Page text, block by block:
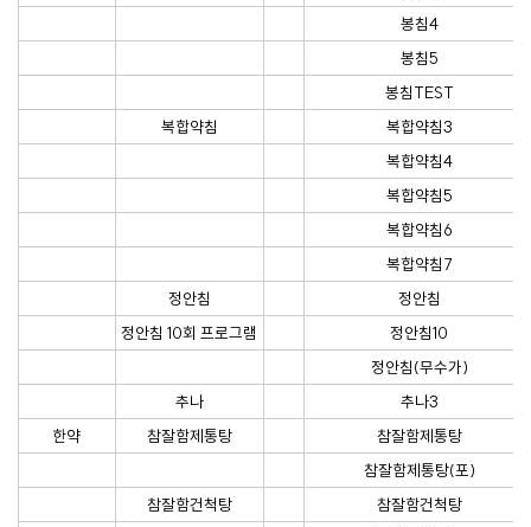
봉침4
봉침5
봉침TEST
복합약침
복합약침3
복합약침4
복합약침5
복합약침6
복합약침7
정안침
정안침
정안침 10회 프로그램
정안침10
정안침(무수가)
추나
추나3
한약
참잘함제통탕
참잘함제통탕
참잘함제통탕(포)
참잘함건척탕
참잘함건척탕